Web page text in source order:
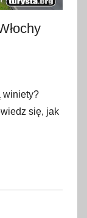
winiety?
się, jak